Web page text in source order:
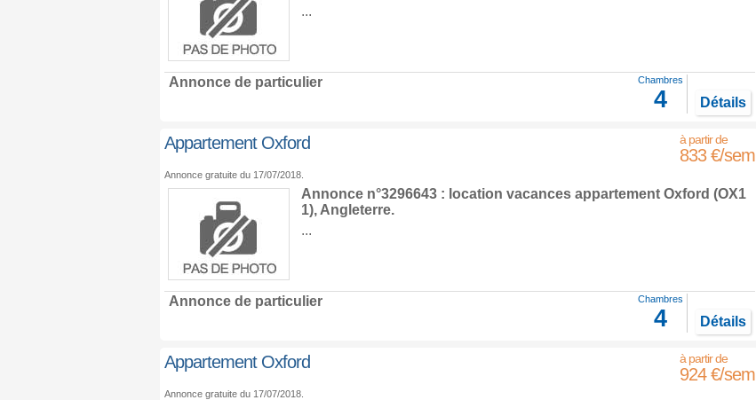
...
Annonce de particulier Chambres
4 Détails
Appartement Oxford
833 €/sem
Annonce gratuite du 17/07/2018.
Annonce n°3296643 : location vacances appartement Oxford (OX1
1), Angleterre.
...
Annonce de particulier Chambres
4 Détails
Appartement Oxford
924 €/sem
Annonce gratuite du 17/07/2018.